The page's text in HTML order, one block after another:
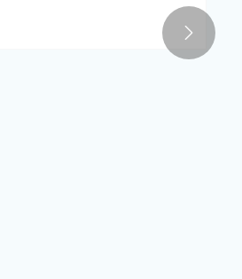
dem Vorjahr entspricht.
